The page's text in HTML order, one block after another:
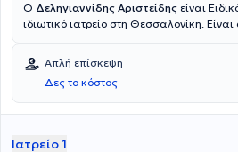
Ο Δεληγιαννίδης Αριστείδης είναι
ιδιωτικό ιατρείο στη Θεσσαλονίκη.
Θεσσαλονίκης. Στην ως τώρα
διατελέσει Ειδικός Καρδιολόγος στον
Γενική Κλινική αλλά και στο Κυανό
καθώς και Επιστημονικός Συνεργάτης
εξειδικεύεται στην Υπερηχοκαρδιολογία,
Απλή επίσκεψη
Δες το κόστος
Ιατρείο 1